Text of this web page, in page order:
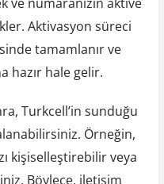
Aktivasyon süreci
tamamlanır ve
hazır hale gelir.
Turkcell’in sunduğu
Örneğin,
kişiselleştirebilir veya
Böylece, iletişim